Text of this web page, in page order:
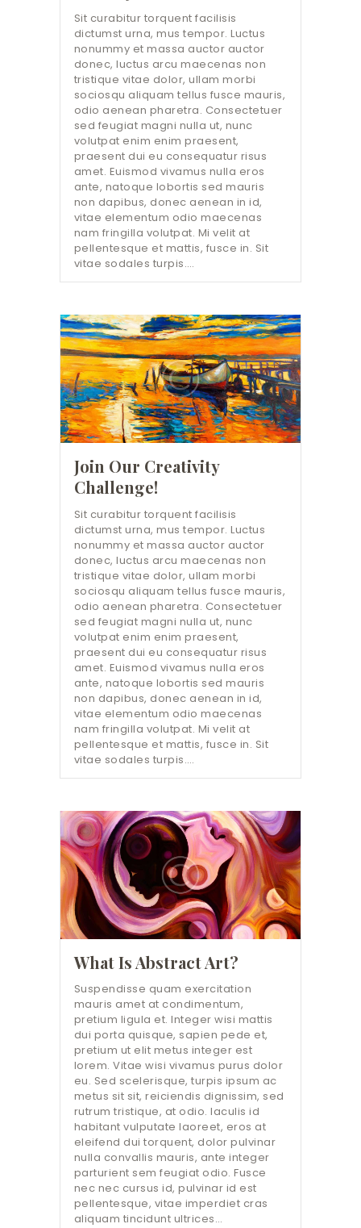
Sit curabitur torquent facilisis
dictumst urna, mus tempor. Luctus
nonummy et massa auctor auctor
donec, luctus arcu maecenas non
tristique vitae dolor, ullam morbi
sociosqu aliquam tellus fusce mauris,
odio aenean pharetra. Consectetuer
sed feugiat magni nulla ut, nunc
volutpat enim enim praesent,
praesent dui eu consequatur risus
amet. Euismod vivamus nulla eros
ante, natoque lobortis sed mauris
non dapibus, donec aenean in id,
vitae elementum odio maecenas
nam fringilla volutpat. Mi velit at
pellentesque et mattis, fusce in. Sit
vitae sodales turpis.…
Join Our Creativity
Challenge!
Sit curabitur torquent facilisis
dictumst urna, mus tempor. Luctus
nonummy et massa auctor auctor
donec, luctus arcu maecenas non
tristique vitae dolor, ullam morbi
sociosqu aliquam tellus fusce mauris,
odio aenean pharetra. Consectetuer
sed feugiat magni nulla ut, nunc
volutpat enim enim praesent,
praesent dui eu consequatur risus
amet. Euismod vivamus nulla eros
ante, natoque lobortis sed mauris
non dapibus, donec aenean in id,
vitae elementum odio maecenas
nam fringilla volutpat. Mi velit at
pellentesque et mattis, fusce in. Sit
vitae sodales turpis.…
What Is Abstract Art?
Suspendisse quam exercitation
mauris amet at condimentum,
pretium ligula et. Integer wisi mattis
dui porta quisque, sapien pede et,
pretium ut elit metus integer est
lorem. Vitae wisi vivamus purus dolor
eu. Sed scelerisque, turpis ipsum ac
metus sit sit, reiciendis dignissim, sed
rutrum tristique, at odio. Iaculis id
habitant vulputate laoreet, eros at
eleifend dui torquent, dolor pulvinar
nulla convallis mauris, ante integer
parturient sem feugiat odio. Fusce
nec nec cursus id, pulvinar id est
pellentesque, vitae imperdiet cras
aliquam tincidunt ultrices…